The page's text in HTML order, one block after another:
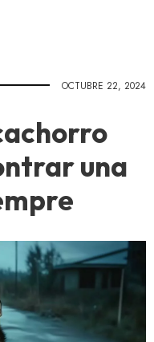
OCTUBRE 22, 2024
una